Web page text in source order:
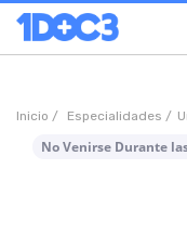
Inicio / Especialidades /
No Venirse Durante